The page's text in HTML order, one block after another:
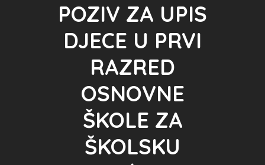
POZIV ZA UPIS
DJECE U PRVI
RAZRED
OSNOVNE
ŠKOLE ZA
ŠKOLSKU